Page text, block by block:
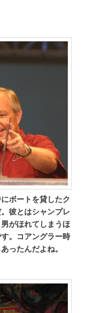
ボートを貸したク
彼とはシャンプレ
がほれてしまうほ
。コアングラー時
ったんだよね。